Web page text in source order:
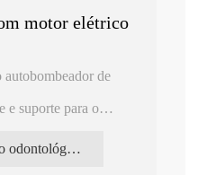
motor elétrico
de
e suporte para o
pessoal qualificado.
motor elétrico odontológico